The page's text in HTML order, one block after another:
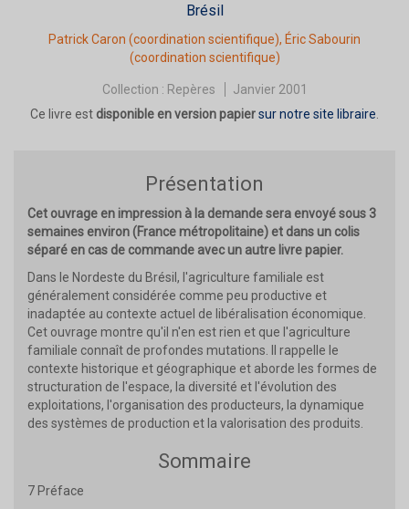
Brésil
Patrick Caron (coordination scientifique), Éric Sabourin
(coordination scientifique)
Collection : Repères
Janvier 2001
Ce livre est disponible en version papiersur notre site libraire
Présentation
Cet ouvrage en impression à la demande sera envoyé sous 3
semaines environ (France métropolitaine) et dans un colis
séparé en cas de commande avec un autre livre papier.
Dans le Nordeste du Brésil, l'agriculture familiale est
généralement considérée comme peu productive et
inadaptée au contexte actuel de libéralisation économique.
Cet ouvrage montre qu'il n'en est rien et que l'agriculture
familiale connaît de profondes mutations. Il rappelle le
contexte historique et géographique et aborde les formes de
structuration de l'espace, la diversité et l'évolution des
exploitations, l'organisation des producteurs, la dynamique
des systèmes de production et la valorisation des produits.
Sommaire
7 Préface